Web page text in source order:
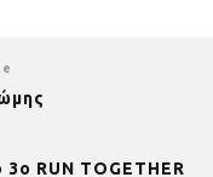
RUN TOGETHER